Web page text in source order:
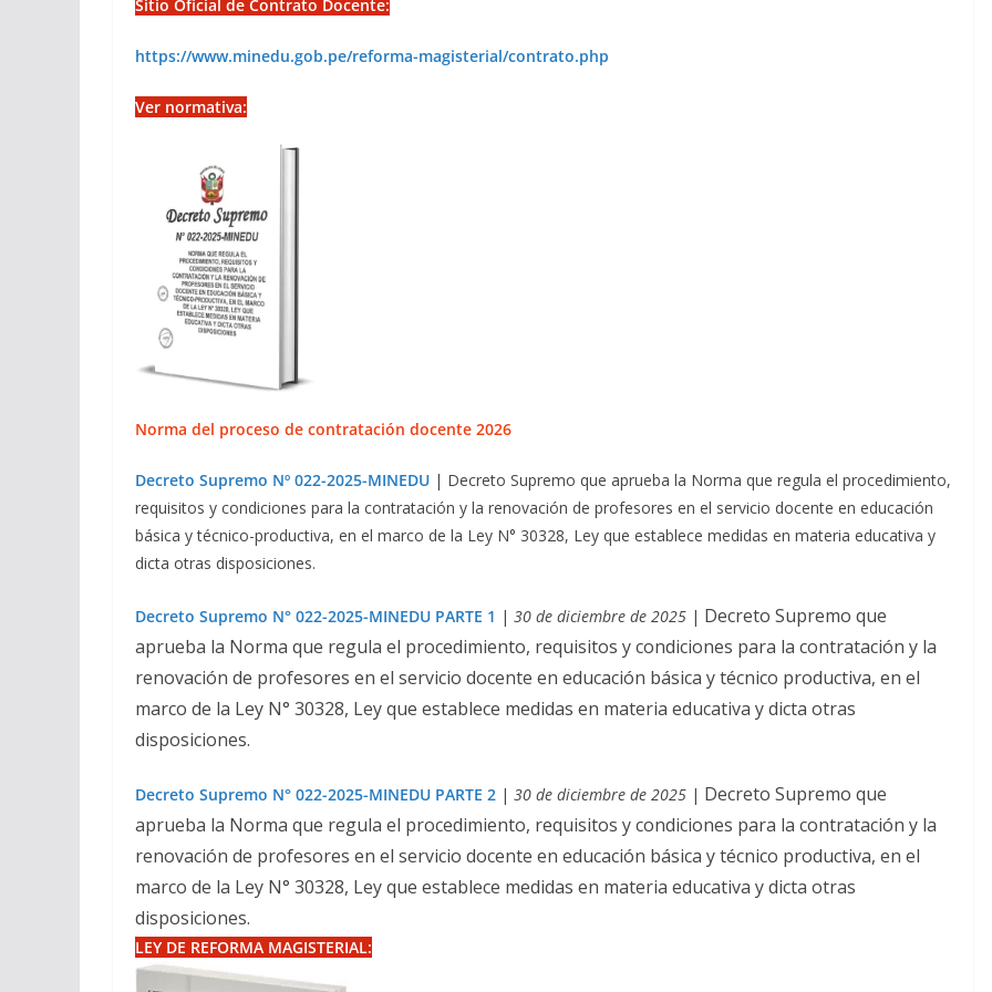
Sitio Oficial de Contrato Docente:
https://www.minedu.gob.pe/reforma-magisterial/contrato.php
Ver normativa:
Norma del proceso de contratación docente 2026
Decreto Supremo Nº 022-2025-MINEDU | Decreto Supremo que aprueba la Norma que regula el procedimiento,
requisitos y condiciones para la contratación y la renovación de profesores en el servicio docente en educación
básica y técnico-productiva, en el marco de la Ley N° 30328, Ley que establece medidas en materia educativa y
dicta otras disposiciones.
Decreto Supremo N° 022-2025-MINEDU PARTE 1 | 30 de diciembre de 2025 | Decreto Supremo que
aprueba la Norma que regula el procedimiento, requisitos y condiciones para la contratación y la
renovación de profesores en el servicio docente en educación básica y técnico productiva, en el
marco de la Ley N° 30328, Ley que establece medidas en materia educativa y dicta otras
disposiciones.
Decreto Supremo N° 022-2025-MINEDU PARTE 2 | 30 de diciembre de 2025 | Decreto Supremo que
aprueba la Norma que regula el procedimiento, requisitos y condiciones para la contratación y la
renovación de profesores en el servicio docente en educación básica y técnico productiva, en el
marco de la Ley N° 30328, Ley que establece medidas en materia educativa y dicta otras
disposiciones.
LEY DE REFORMA MAGISTERIAL: